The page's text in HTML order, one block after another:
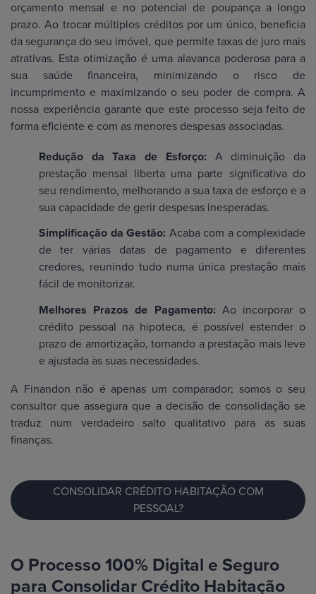
orçamento mensal e no potencial de poupança a longo
prazo. Ao trocar múltiplos créditos por um único, beneficia
da segurança do seu imóvel, que permite taxas de juro mais
atrativas. Esta otimização é uma alavanca poderosa para a
sua saúde financeira, minimizando o risco de
incumprimento e maximizando o seu poder de compra. A
nossa experiência garante que este processo seja feito de
forma eficiente e com as menores despesas associadas.
Redução da Taxa de Esforço: A diminuição da
prestação mensal liberta uma parte significativa do
seu rendimento, melhorando a sua taxa de esforço e a
sua capacidade de gerir despesas inesperadas.
Simplificação da Gestão: Acaba com a complexidade
de ter várias datas de pagamento e diferentes
credores, reunindo tudo numa única prestação mais
fácil de monitorizar.
Melhores Prazos de Pagamento: Ao incorporar o
crédito pessoal na hipoteca, é possível estender o
prazo de amortização, tornando a prestação mais leve
e ajustada às suas necessidades.
A Finandon não é apenas um comparador; somos o seu
consultor que assegura que a decisão de consolidação se
traduz num verdadeiro salto qualitativo para as suas
finanças.
CONSOLIDAR CRÉDITO HABITAÇÃO COM
PESSOAL?
O Processo 100% Digital e Seguro
para Consolidar Crédito Habitação